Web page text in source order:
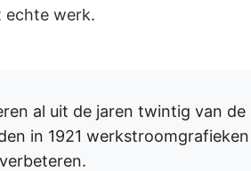
echte werk.
al uit de jaren twintig van de
in 1921